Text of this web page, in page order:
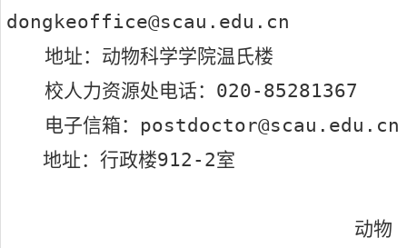
dongkeoffice@scau.edu.cn
地址：动物科学学院温氏楼
校人力资源处电话： 020-85281367
电子信箱： postdoctor@scau.edu.cn
地址：行政楼912-2室
动物